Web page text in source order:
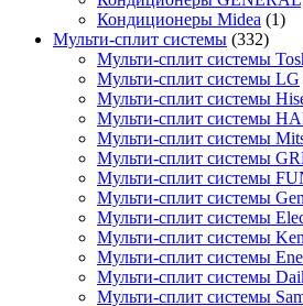
Кондиционеры Midea (1)
Мульти-сплит системы (332)
Мульти-сплит системы
Мульти-сплит системы LG
Мульти-сплит системы
Мульти-сплит системы
Мульти-сплит системы
Мульти-сплит системы
Мульти-сплит системы
Мульти-сплит системы
Мульти-сплит системы
Мульти-сплит системы
Мульти-сплит системы
Мульти-сплит системы
Мульти-сплит системы